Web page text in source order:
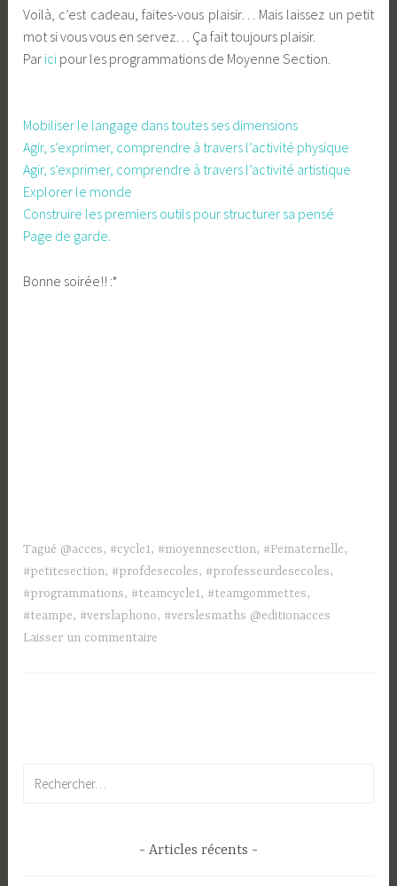
Voilà, c’est cadeau, faites-vous plaisir… Mais laissez un petit
mot si vous vous en servez… Ça fait toujours plaisir.
Par ici pour les programmations de Moyenne Section.
Mobiliser le langage dans toutes ses dimensions
Agir, s’exprimer, comprendre à travers l’activité physique
Agir, s’exprimer, comprendre à travers l’activité artistique
Explorer le monde
Construire les premiers outils pour structurer sa pensé
Page de garde.
Bonne soirée!! :*
Tagué @acces, #cycle1, #moyennesection, #Pematernelle,
#petitesection, #profdesecoles, #professeurdesecoles,
#programmations, #teamcycle1, #teamgommettes,
#teampe, #verslaphono, #verslesmaths @editionacces
Laisser un commentaire
Articles récents